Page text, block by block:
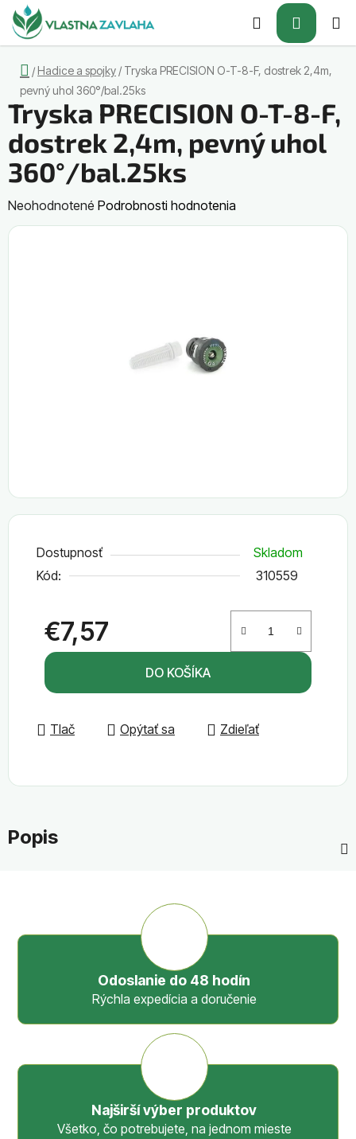
Prejsť
na
obsah
Hľadať
KOŠÍK
Domov
/ Hadice a spojky / Tryska PRECISION O-T-8-F, dostrek 2,4m,
pevný uhol 360°/bal.25ks
Dostupnosť
Skladom
Kód:
310559
€7,57
Jednotková cena:
DO KOŠÍKA
Tlač Opýtať sa Zdieľať
Tryska PRECISION O-T-8-F,
dostrek 2,4m, pevný uhol
360°/bal.25ks
Priemerné
hodnotenie
Neohodnotené Podrobnosti hodnotenia
Popis
Odoslanie do 48 hodín
Rýchla expedícia a doručenie
Najširší výber produktov
Všetko, čo potrebujete, na jednom mieste